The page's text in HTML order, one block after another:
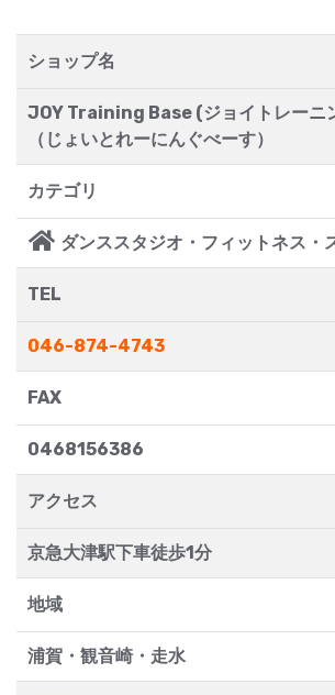
ショップ名
JOY Training Base (ジョイトレーニ
（じょいとれーにんぐべーす）
カテゴリ
ダンススタジオ・フィットネス・
TEL
046-874-4743
FAX
0468156386
アクセス
京急大津駅下車徒歩1分
地域
浦賀・観音崎・走水